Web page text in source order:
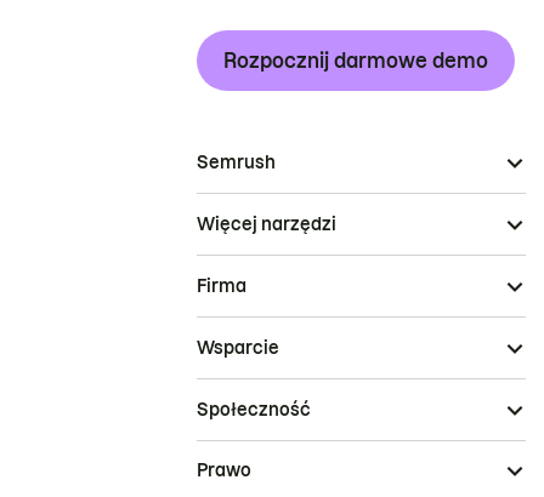
Rozpocznij darmowe demo
Semrush
Więcej narzędzi
Firma
Wsparcie
Społeczność
Prawo